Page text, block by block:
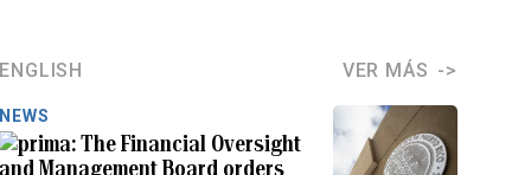
ENGLISH VER MÁS
NEWS
The Financial Oversight
and Management Board orders